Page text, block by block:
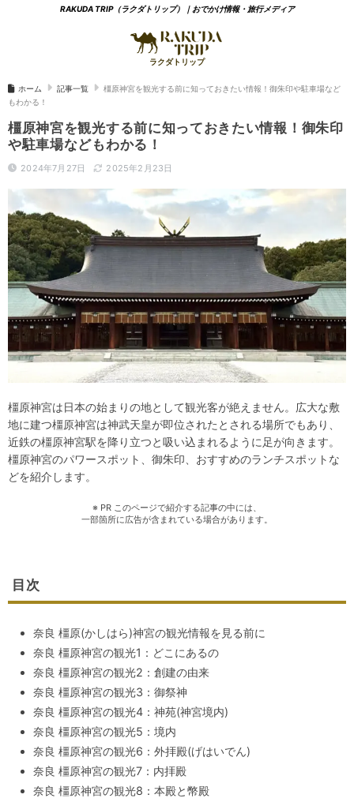
RAKUDA TRIP（ラクダトリップ）｜おでかけ情報・旅行メディア
ホーム 記事一覧
橿原神宮を観光する前に知っておきたい情報！御朱印や駐車場など
もわかる！
橿原神宮を観光する前に知っておきたい情報！御朱印
や駐車場などもわかる！
2024年7月27日 2025年2月23日
橿原神宮は日本の始まりの地として観光客が絶えません。広大な敷
地に建つ橿原神宮は神武天皇が即位されたとされる場所でもあり、
近鉄の橿原神宮駅を降り立つと吸い込まれるように足が向きます。
橿原神宮のパワースポット、御朱印、おすすめのランチスポットな
どを紹介します。
※ PR このページで紹介する記事の中には、
一部箇所に広告が含まれている場合があります。
目次
奈良 橿原(かしはら)神宮の観光情報を見る前に
奈良 橿原神宮の観光1：どこにあるの
奈良 橿原神宮の観光2：創建の由来
奈良 橿原神宮の観光3：御祭神
奈良 橿原神宮の観光4：神苑(神宮境内)
奈良 橿原神宮の観光5：境内
奈良 橿原神宮の観光6：外拝殿(げはいでん)
奈良 橿原神宮の観光7：内拝殿
奈良 橿原神宮の観光8：本殿と幣殿